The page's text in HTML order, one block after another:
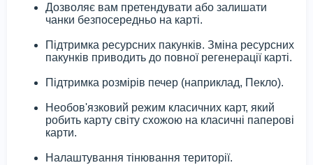
Дозволяє вам претендувати або залишати
чанки безпосередньо на карті.
Підтримка ресурсних пакунків. Зміна ресурсних
пакунків приводить до повної регенерації карті.
Підтримка розмірів печер (наприклад, Пекло).
Необов'язковий режим класичних карт, який
робить карту світу схожою на класичні паперові
карти.
Налаштування тінювання території.